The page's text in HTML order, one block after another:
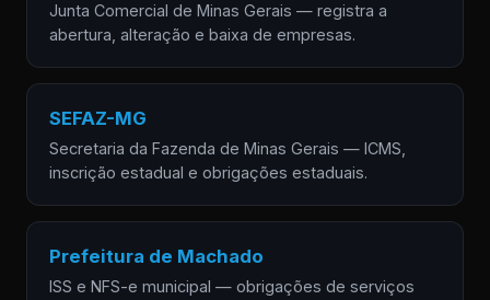
Junta Comercial de Minas Gerais — registra a
abertura, alteração e baixa de empresas.
SEFAZ-MG
Secretaria da Fazenda de Minas Gerais — ICMS,
inscrição estadual e obrigações estaduais.
Prefeitura de Machado
ISS e NFS-e municipal — obrigações de serviços